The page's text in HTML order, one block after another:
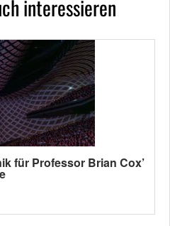
interessieren
für Professor Brian Cox’